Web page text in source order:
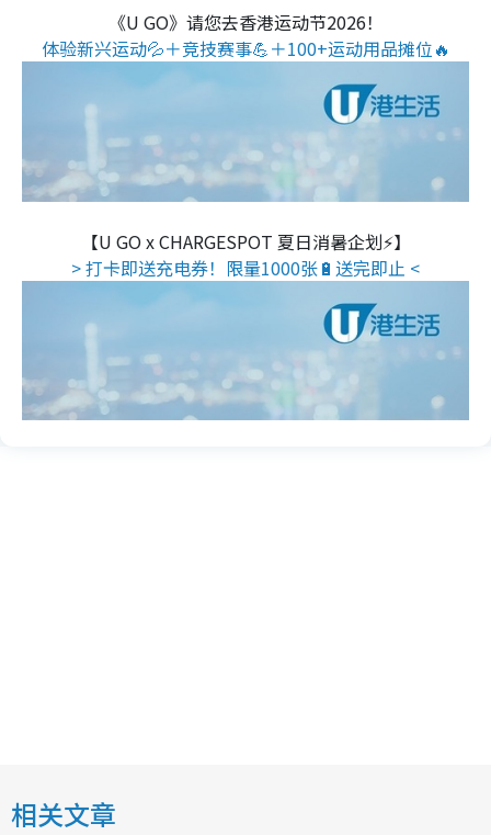
《U GO》请您去香港运动节2026！
体验新兴运动💦＋竞技赛事💪＋100+运动用品摊位🔥
【U GO x CHARGESPOT 夏日消暑企划⚡】
> 打卡即送充电券！限量1000张🔋送完即止 <
相关文章